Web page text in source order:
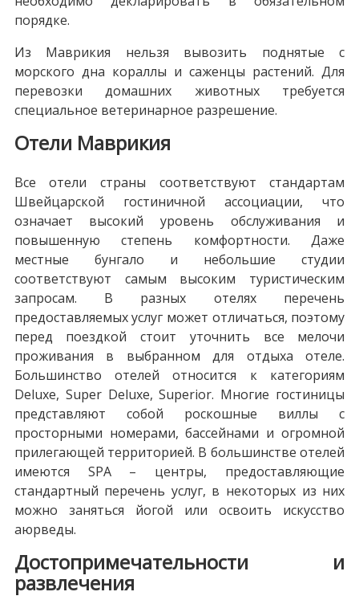
порядке.
Из Маврикия нельзя вывозить поднятые с
морского дна кораллы и саженцы растений. Для
перевозки домашних животных требуется
специальное ветеринарное разрешение.
Отели Маврикия
Все отели страны соответствуют стандартам
Швейцарской гостиничной ассоциации, что
означает высокий уровень обслуживания и
повышенную степень комфортности. Даже
местные бунгало и небольшие студии
соответствуют самым высоким туристическим
запросам. В разных отелях перечень
предоставляемых услуг может отличаться, поэтому
перед поездкой стоит уточнить все мелочи
проживания в выбранном для отдыха отеле.
Большинство отелей относится к категориям
Deluxe, Super Deluxe, Superior. Многие гостиницы
представляют собой роскошные виллы с
просторными номерами, бассейнами и огромной
прилегающей территорией. В большинстве отелей
имеются SPA – центры, предоставляющие
стандартный перечень услуг, в некоторых из них
можно заняться йогой или освоить искусство
аюрведы.
Достопримечательности и
развлечения